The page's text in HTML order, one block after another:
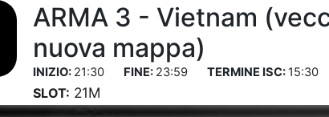
ARMA 3 - Vietnam
nuova mappa)
21:30 23:59 15:30
SLOT: 21M